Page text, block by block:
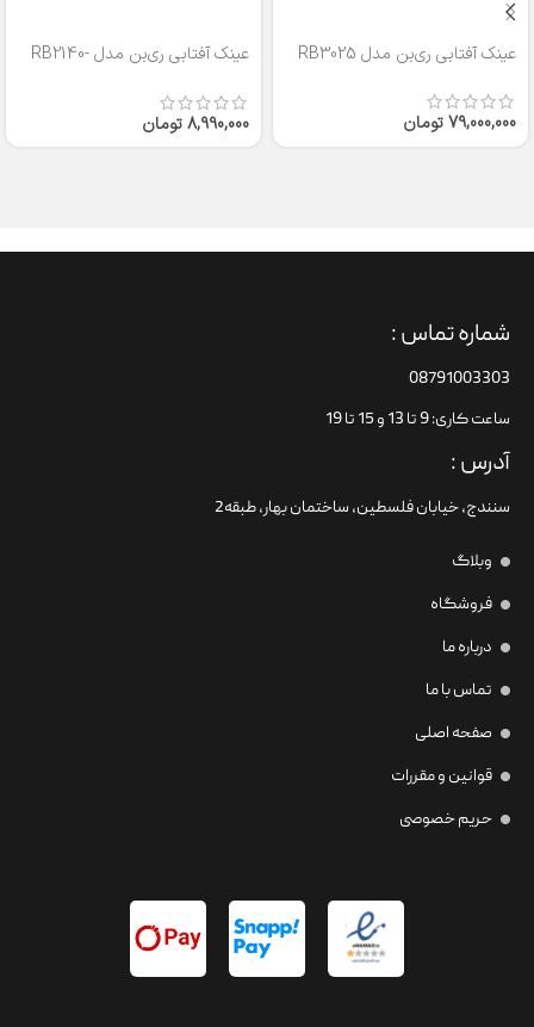
عینک آفتابی ری‌بن مدل RB3025
79,000,000تومان
عینک آفتابی ری‌بن مدل RB2140-
8,990,000تومان
شماره تماس :
08791003303
ساعت کاری: 9 تا 13 و 15 تا 19
آدرس :
سنندج، خیابان فلسطین،‌ ساختمان بهار، طبقه2
وبلاگ
فروشگاه
درباره ما
تماس با ما
صفحه اصلی
قوانین و مقررات
حریم خصوصی